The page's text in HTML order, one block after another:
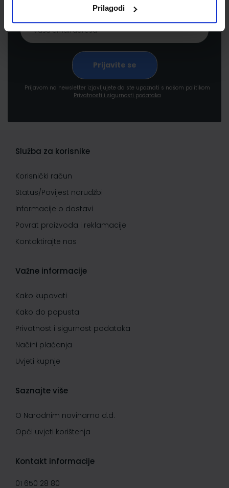
Prilagodi
Prijavom na newsletter izjavljujete da ste upoznati s našom politikom
Privatnosti i sigurnosti podataka
Služba za korisnike
Korisnički račun
Status/Povijest narudžbi
Informacije o dostavi
Povrat proizvoda i reklamacije
Kontaktirajte nas
Važne informacije
Kako kupovati
Kako do popusta
Privatnost i sigurnost podataka
Načini plaćanja
Uvjeti kupnje
Saznajte više
O Narodnim novinama d.d.
Opći uvjeti korištenja
Kontakt informacije
01 650 28 80